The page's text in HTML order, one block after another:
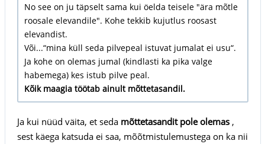
No see on ju täpselt sama kui öelda teisele "ära mõtle
roosale elevandile". Kohe tekkib kujutlus roosast
elevandist.
Või...“mina küll seda pilvepeal istuvat jumalat ei usu“.
Ja kohe on olemas jumal (kindlasti ka pika valge
habemega) kes istub pilve peal.
Kõik maagia töötab ainult mõttetasandil.
Ja kui nüüd väita, et seda mõttetasandit pole olemas ,
sest käega katsuda ei saa, mõõtmistulemustega on ka nii